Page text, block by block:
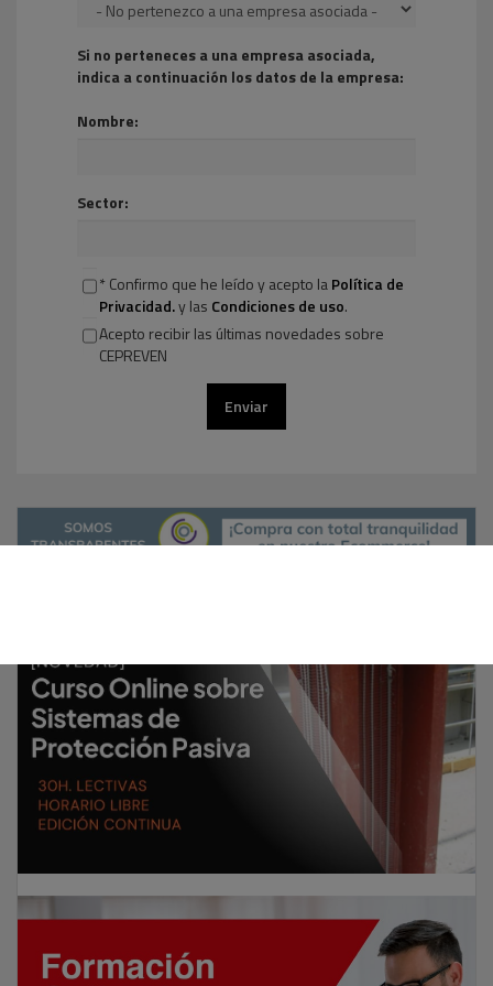
Si no perteneces a una empresa asociada,
indica a continuación los datos de la empresa:
Nombre:
Sector:
* Confirmo que he leído y acepto laPolítica de
Privacidad.y las Condiciones de uso.
Acepto recibir las últimas novedades sobre
CEPREVEN